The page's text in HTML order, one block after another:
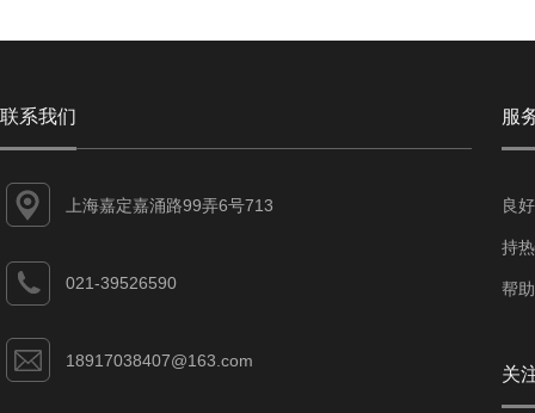
联系我们
上海嘉定嘉涌路99弄6号713
021-39526590
18917038407@163.com
服
良
持
帮
关